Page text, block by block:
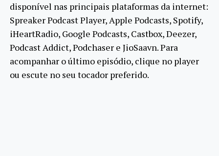
disponível nas principais plataformas da internet:
Spreaker Podcast Player, Apple Podcasts, Spotify,
iHeartRadio, Google Podcasts, Castbox, Deezer,
Podcast Addict, Podchaser e JioSaavn. Para
acompanhar o último episódio, clique no player
ou escute no seu tocador preferido.